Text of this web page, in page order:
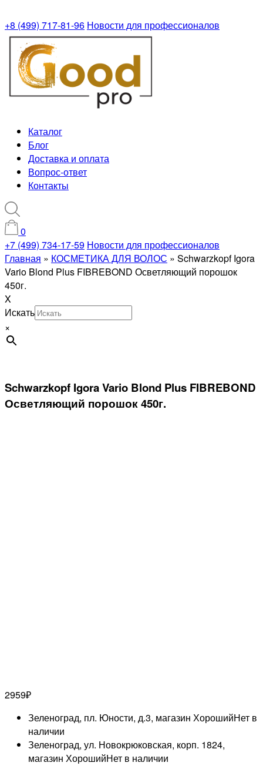
+8 (499) 717-81-96 Новости для профессионалов
Каталог
Блог
Доставка и оплата
Вопрос-ответ
Контакты
0
+7 (499) 734-17-59 Новости для профессионалов
Главная » КОСМЕТИКА ДЛЯ ВОЛОС » Schwarzkopf Igora
Vario Blond Plus FIBREBOND Осветляющий порошок
450г.
X
Искать
×
Schwarzkopf Igora Vario Blond Plus FIBREBOND
Осветляющий порошок 450г.
2959₽
Зеленоград, пл. Юности, д.3, магазин ХорошийНет в
наличии
Зеленоград, ул. Новокрюковская, корп. 1824,
магазин ХорошийНет в наличии